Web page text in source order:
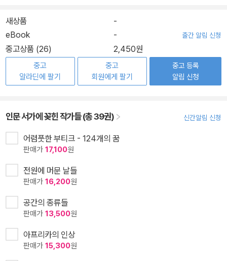
새상품
-
eBook
- 출간 알림 신청
중고상품 (26) 2,450원
중고
알라딘에 팔기
중고
회원에게 팔기
중고 등록
알림 신청
인문 서가에 꽂힌 작가들 (총 39권) 신간알림 신청
어렴풋한 부티크 - 124개의 꿈
판매가 17,100원
전원에 머문 날들
판매가 16,200원
공간의 종류들
판매가 13,500원
아프리카의 인상
판매가 15,300원